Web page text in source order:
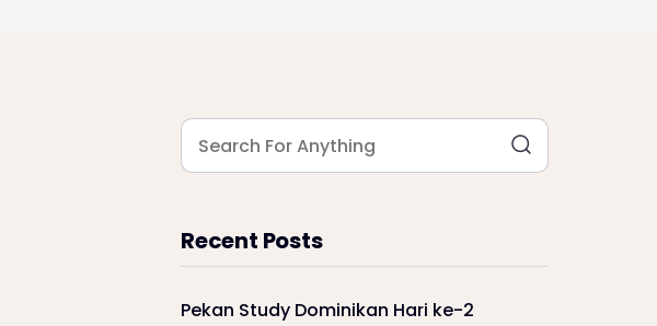
Recent Posts
Pekan Study Dominikan Hari ke-2